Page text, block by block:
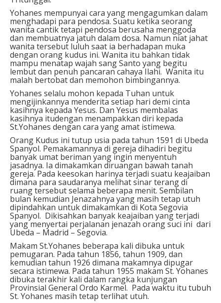
Yohanes mempunyai cara yang mengagumkan dalam
menghadapi para pendosa. Suatu ketika seorang
wanita cantik tetapi pendosa berusaha menggoda
dan membuatnya jatuh dalam dosa. Namun niat jahat
wanita tersebut luluh saat ia berhadapan muka
dengan orang kudus ini. Wanita itu bahkan tidak
mampu menatap wajah sang Santo yang begitu
lembut dan penuh pancaran cahaya Ilahi. Wanita itu
malah bertobat dan memohon bimbingannya.
Yohanes selalu mohon kepada Tuhan untuk
mengijinkannya menderita setiap hari demi cinta
kasihnya kepada Yesus. Dan Yesus membalas
kasihnya itudengan menampakkan diri kepada
St.Yohanes dengan cara yang amat istimewa.
Orang Kudus ini tutup usia pada tahun 1591 di Ubeda
Spanyol. Pemakamannya di gereja dihadiri begitu
banyak umat beriman yang ingin menyentuh
jasadnya. Ia dimakamkan diruangan bawah tanah
gereja. Pada keesokan harinya terjadi suatu keajaiban
dimana para saudaranya melihat sinar terang di
ruang tersebut selama beberapa menit. Sembilan
bulan kemudian Jenazahnya yang masih tetap utuh
dipindahkan untuk dimakamkan di Kota Segovia
Spanyol. Dikisahkan banyak keajaiban yang terjadi
yang menyertai perjalanan jenazah orang suci ini dari
Ubeda – Madrid – Segovia.
Makam St.Yohanes beberapa kali dibuka untuk
pemugaran. Pada tahun 1856, tahun 1909, dan
kemudian tahun 1926 dimana makamnya dipugar
secara istimewa. Pada tahun 1955 makam St. Yohanes
dibuka terakhir kali dalam rangka kunjungan
Provinsial General Ordo Karmel. Pada waktu itu tubuh
St. Yohanes masih tetap terlihat utuh.